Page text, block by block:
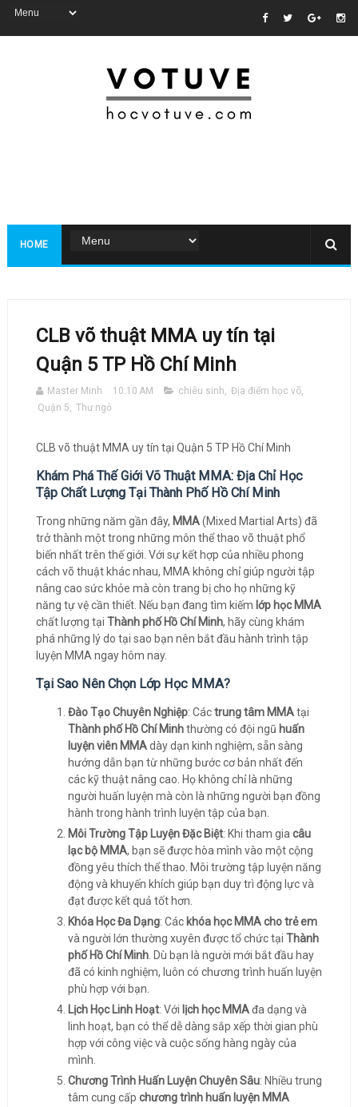
HOME
CLB võ thuật MMA uy tín tại
Quận 5 TP Hồ Chí Minh
Master Minh 10:10 AM chiêu sinh, Địa điểm học võ,
Quận 5, Thư ngỏ
CLB võ thuật MMA uy tín tại Quận 5 TP Hồ Chí Minh
Khám Phá Thế Giới Võ Thuật MMA: Địa Chỉ Học
Tập Chất Lượng Tại Thành Phố Hồ Chí Minh
Trong những năm gần đây, MMA(Mixed Martial Arts) đã
trở thành một trong những môn thể thao võ thuật phổ
biến nhất trên thế giới. Với sự kết hợp của nhiều phong
cách võ thuật khác nhau, MMA không chỉ giúp người tập
nâng cao sức khỏe mà còn trang bị cho họ những kỹ
năng tự vệ cần thiết. Nếu bạn đang tìm kiếm lớp học MMA
chất lượng tại Thành phố Hồ Chí Minh, hãy cùng khám
phá những lý do tại sao bạn nên bắt đầu hành trình tập
luyện MMA ngay hôm nay.
Tại Sao Nên Chọn Lớp Học MMA?
Đào Tạo Chuyên Nghiệp: Cáctrung tâm MMAtại
Thành phố Hồ Chí Minhthường có đội ngũ huấn
luyện viên MMAdày dạn kinh nghiệm, sẵn sàng
hướng dẫn bạn từ những bước cơ bản nhất đến
các kỹ thuật nâng cao. Họ không chỉ là những
người huấn luyện mà còn là những người bạn đồng
hành trong hành trình luyện tập của bạn.
Môi Trường Tập Luyện Đặc Biệt: Khi tham gia câu
lạc bộ MMA, bạn sẽ được hòa mình vào một cộng
đồng yêu thích thể thao. Môi trường tập luyện năng
động và khuyến khích giúp bạn duy trì động lực và
đạt được kết quả tốt hơn.
Khóa Học Đa Dạng: Các khóa học MMA cho trẻ em
và người lớn thường xuyên được tổ chức tại Thành
phố Hồ Chí Minh. Dù bạn là người mới bắt đầu hay
đã có kinh nghiệm, luôn có chương trình huấn luyện
phù hợp với bạn.
Lịch Học Linh Hoạt: Với lịch học MMAđa dạng và
linh hoạt, bạn có thể dễ dàng sắp xếp thời gian phù
hợp với công việc và cuộc sống hàng ngày của
mình.
Chương Trình Huấn Luyện Chuyên Sâu: Nhiều trung
tâm cung cấp chương trình huấn luyện MMA